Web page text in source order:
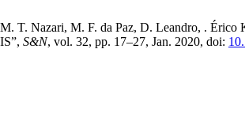
T. Nazari, M. F. da Paz, D. Leandro, . Érico
S&N, vol. 32, pp. 17–27, Jan. 2020, doi: